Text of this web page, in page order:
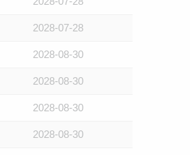
2028-07-28
2028-08-30
2028-08-30
2028-08-30
2028-08-30